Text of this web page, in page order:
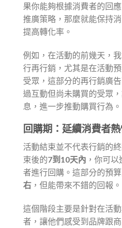
果你能夠根據消費者的回
推廣策略，那麼就能保持
提高轉化率。
例如，在活動的前幾天，
行再行銷，尤其是在活動
受眾，這部分的再行銷廣
過互動但尚未購買的受眾
息，進一步推動購買行為。
回購期：延續消費者
活動結束並不代表行銷的
束後的7到10天內 ，你可
者進行回購。這部分的預
右 ，但能帶來不錯的回報。
這個階段主要是針對在活
者，讓他們感受到品牌跟